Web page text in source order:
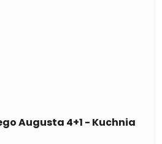
Augusta 4+1 - Kuchnia